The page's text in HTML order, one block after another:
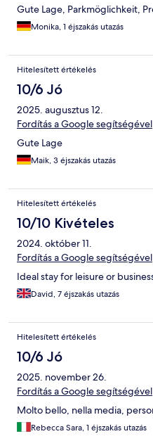
Gute Lage, Parkmöglichkeit,
Monika, 1 éjszakás utazás
Hitelesített értékelés
10/6 Jó
2025. augusztus 12.
Fordítás a Google segítségével
Gute Lage
Maik, 3 éjszakás utazás
Hitelesített értékelés
10/10 Kivételes
2024. október 11.
Fordítás a Google segítségével
Ideal stay for leisure or
David, 7 éjszakás utazás
Hitelesített értékelés
10/6 Jó
2025. november 26.
Fordítás a Google segítségével
Molto bello, nella media,
Rebecca Sara, 1 éjszakás utazás